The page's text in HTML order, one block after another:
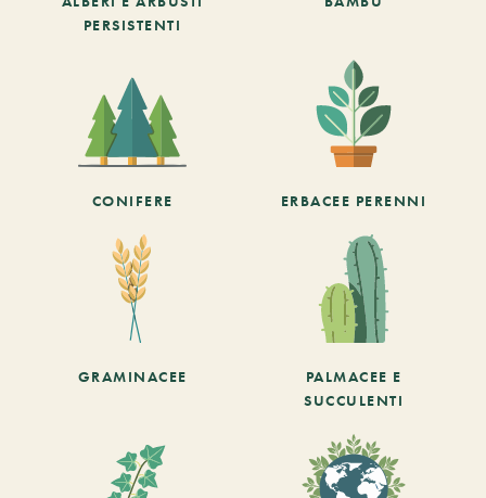
PERSISTENTI
CONIFERE ERBACEE PERENNI
GRAMINACEE
PALMACEE E
SUCCULENTI